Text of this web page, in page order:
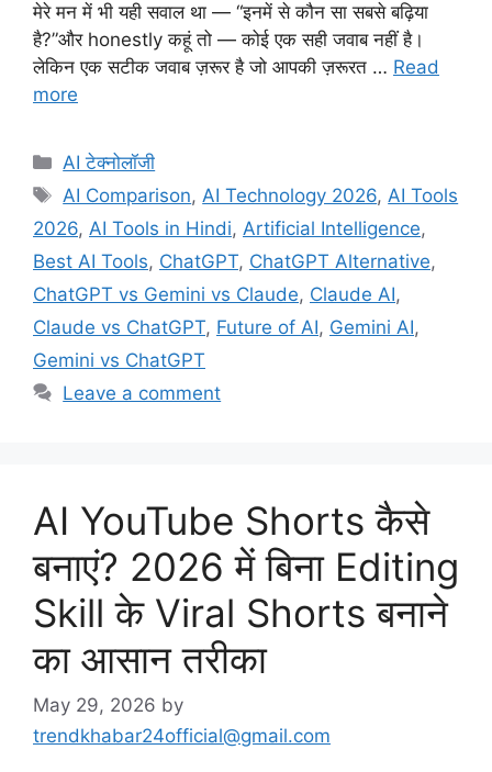
मेरे मन में भी यही सवाल था — “इनमें से कौन सा सबसे बढ़िया
है?”और honestly कहूं तो — कोई एक सही जवाब नहीं है।
लेकिन एक सटीक जवाब ज़रूर है जो आपकी ज़रूरत … Read
more
Categories
AI टेक्नोलॉजी
Tags
AI Comparison,AI Technology 2026,AI Tools
2026, AI Tools in Hindi, Artificial Intelligence,
Best AI Tools, ChatGPT, ChatGPT Alternative,
ChatGPT vs Gemini vs Claude, Claude AI,
Claude vs ChatGPT, Future of AI, Gemini AI,
Gemini vs ChatGPT
Leave a comment
AI YouTube Shorts कैसे
बनाएं? 2026 में बिना Editing
Skill के Viral Shorts बनाने
का आसान तरीका
May 29, 2026 by
trendkhabar24official@gmail.com